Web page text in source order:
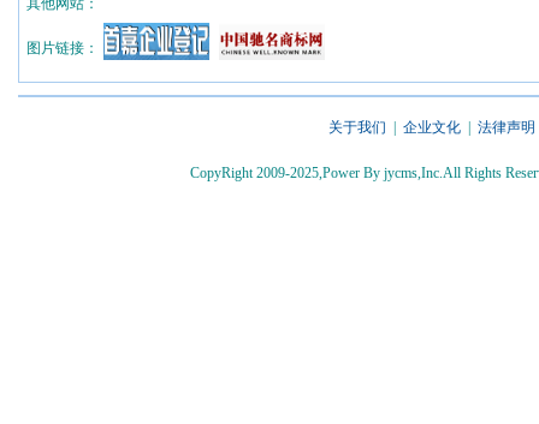
其他网站：
图片链接：
关于我们 | 企业文化 | 法律声明
CopyRight 2009-2025,Power By jycms,Inc.All Rights